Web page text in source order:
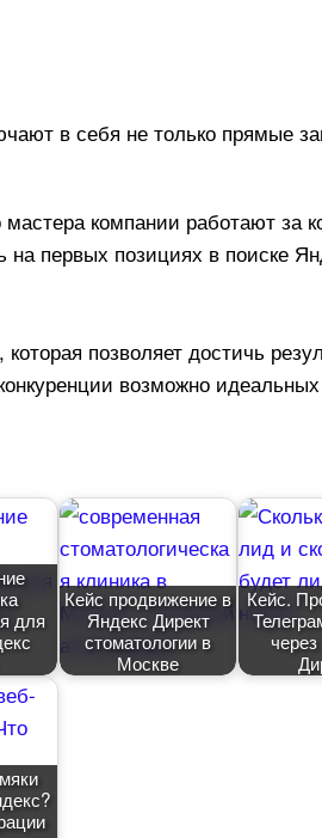
в себя не только прямые
компании работают за
первых позициях в поиске
позволяет достичь
возможно
для
Кейс продвижение
Яндекс Директ
стоматологии
Москве
Кейс.